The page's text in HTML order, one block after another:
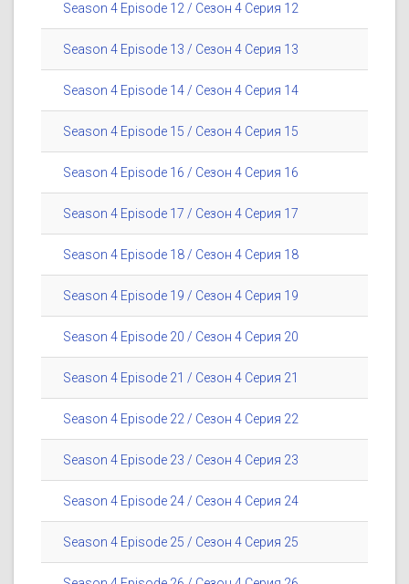
Season 4 Episode 12 / Сезон 4 Серия 12
Season 4 Episode 13 / Сезон 4 Серия 13
Season 4 Episode 14 / Сезон 4 Серия 14
Season 4 Episode 15 / Сезон 4 Серия 15
Season 4 Episode 16 / Сезон 4 Серия 16
Season 4 Episode 17 / Сезон 4 Серия 17
Season 4 Episode 18 / Сезон 4 Серия 18
Season 4 Episode 19 / Сезон 4 Серия 19
Season 4 Episode 20 / Сезон 4 Серия 20
Season 4 Episode 21 / Сезон 4 Серия 21
Season 4 Episode 22 / Сезон 4 Серия 22
Season 4 Episode 23 / Сезон 4 Серия 23
Season 4 Episode 24 / Сезон 4 Серия 24
Season 4 Episode 25 / Сезон 4 Серия 25